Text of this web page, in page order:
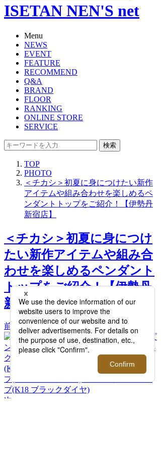
ISETAN NEN'S net
Menu
NEWS
EVENT
FEATURE
RECOMMEND
Q&A
BRAND
FLOOR
RANKING
ONLINE STORE
SERVICE
検索
TOP
PHOTO
＜チカシ＞初夏に身につけたい新作
アイテムや組み合わせを楽しめるペ
ンダントトップをご紹介！【伊勢丹
新宿店】
＜チカシ＞初夏に身につけ
たい新作アイテムや組み合
わせを楽しめるペンダント
トップをご紹介！【伊勢丹
新宿店】 >>
前へ
次へ